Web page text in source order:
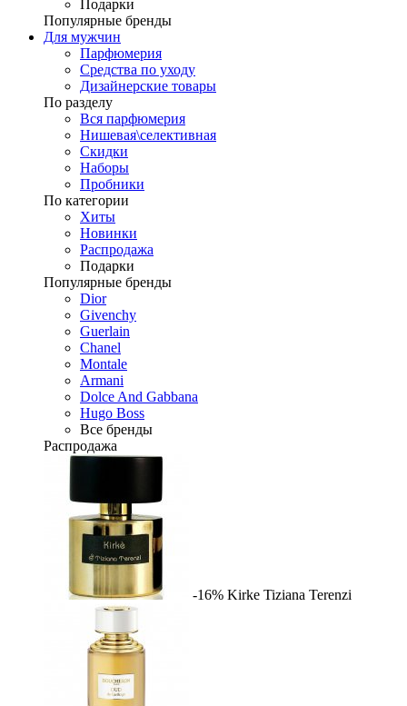
Подарки
Популярные бренды
Для мужчин
Парфюмерия
Средства по уходу
Дизайнерские товары
По разделу
Вся парфюмерия
Нишевая\селективная
Скидки
Наборы
Пробники
По категории
Хиты
Новинки
Распродажа
Подарки
Популярные бренды
Dior
Givenchy
Guerlain
Chanel
Montale
Armani
Dolce And Gabbana
Hugo Boss
Все бренды
Распродажа
-16% Kirke Tiziana Terenzi